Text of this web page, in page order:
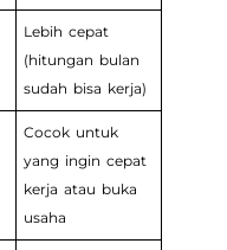
Lebih cepat
(hitungan bulan
sudah bisa kerja)
Cocok untuk
yang ingin cepat
kerja atau buka
usaha